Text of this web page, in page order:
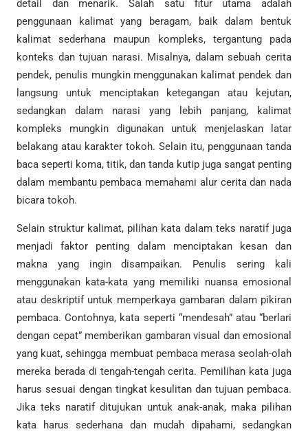
detail dan menarik. Salah satu fitur utama adalah
penggunaan kalimat yang beragam, baik dalam bentuk
kalimat sederhana maupun kompleks, tergantung pada
konteks dan tujuan narasi. Misalnya, dalam sebuah cerita
pendek, penulis mungkin menggunakan kalimat pendek dan
langsung untuk menciptakan ketegangan atau kejutan,
sedangkan dalam narasi yang lebih panjang, kalimat
kompleks mungkin digunakan untuk menjelaskan latar
belakang atau karakter tokoh. Selain itu, penggunaan tanda
baca seperti koma, titik, dan tanda kutip juga sangat penting
dalam membantu pembaca memahami alur cerita dan nada
bicara tokoh.
Selain struktur kalimat, pilihan kata dalam teks naratif juga
menjadi faktor penting dalam menciptakan kesan dan
makna yang ingin disampaikan. Penulis sering kali
menggunakan kata-kata yang memiliki nuansa emosional
atau deskriptif untuk memperkaya gambaran dalam pikiran
pembaca. Contohnya, kata seperti “mendesah” atau “berlari
dengan cepat” memberikan gambaran visual dan emosional
yang kuat, sehingga membuat pembaca merasa seolah-olah
mereka berada di tengah-tengah cerita. Pemilihan kata juga
harus sesuai dengan tingkat kesulitan dan tujuan pembaca.
Jika teks naratif ditujukan untuk anak-anak, maka pilihan
kata harus sederhana dan mudah dipahami, sedangkan